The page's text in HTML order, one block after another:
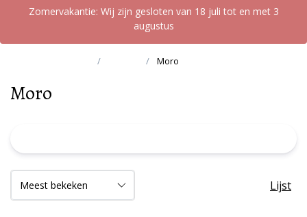
Zomervakantie: Wij zijn gesloten van 18 juli tot en met 3
augustus
Moro
Moro
Lijst